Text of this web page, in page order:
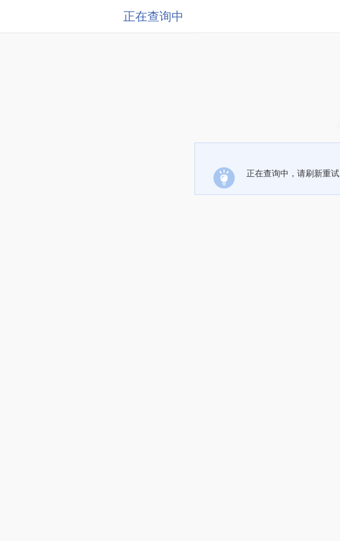
正在查询中
正在查询中，请刷新重试